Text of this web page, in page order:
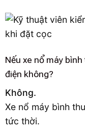
Nếu xe nổ máy
điện không?
Không.
Xe nổ máy bình
tức thời.